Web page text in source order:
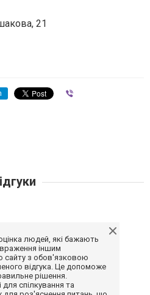
21
людей, які бажають
іншим
сайту з обов'язковою
відгука. Це допоможе
рішення.
спілкування та